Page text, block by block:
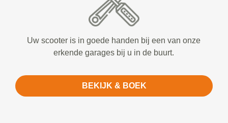
Uw scooter is in goede handen bij een van onze
erkende garages bij u in de buurt.
BEKIJK & BOEK